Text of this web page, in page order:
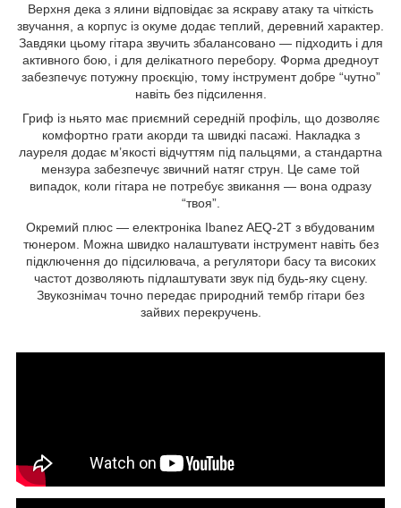
Верхня дека з ялини відповідає за яскраву атаку та чіткість
звучання, а корпус із окуме додає теплий, деревний характер.
Завдяки цьому гітара звучить збалансовано — підходить і для
активного бою, і для делікатного перебору. Форма дредноут
забезпечує потужну проєкцію, тому інструмент добре “чутно”
навіть без підсилення.
Гриф із ньято має приємний середній профіль, що дозволяє
комфортно грати акорди та швидкі пасажі. Накладка з
лауреля додає м’якості відчуттям під пальцями, а стандартна
мензура забезпечує звичний натяг струн. Це саме той
випадок, коли гітара не потребує звикання — вона одразу
“твоя”.
Окремий плюс — електроніка Ibanez AEQ-2T з вбудованим
тюнером. Можна швидко налаштувати інструмент навіть без
підключення до підсилювача, а регулятори басу та високих
частот дозволяють підлаштувати звук під будь-яку сцену.
Звукознімач точно передає природний тембр гітари без
зайвих перекручень.